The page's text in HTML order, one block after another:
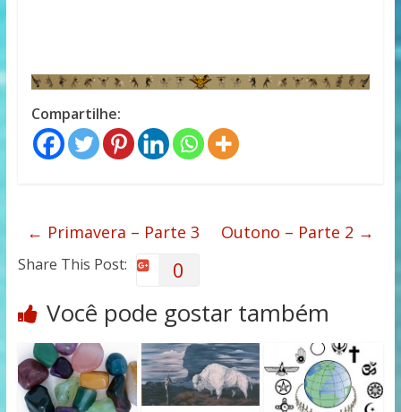
Compartilhe:
← Primavera – Parte 3 Outono – Parte 2 →
Share This Post: 0
Você pode gostar também